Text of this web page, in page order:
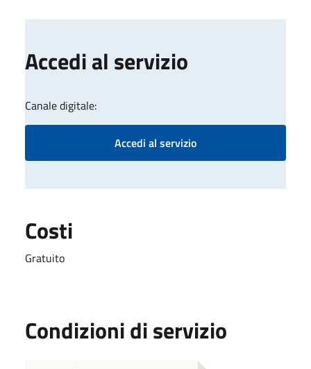
Accedi al servizio
Canale digitale:
Accedi al servizio
Costi
Gratuito
Condizioni di servizio